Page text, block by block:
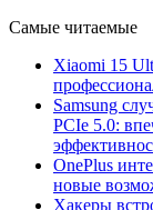
Самые читаемые
Xiaomi 15
Samsung
PCIe 5.0:
OnePlus
новые
Хакеры